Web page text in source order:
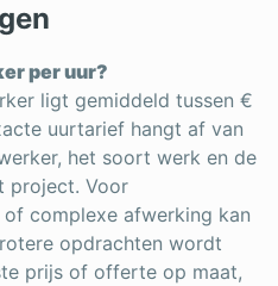
per uur?
ligt gemiddeld tussen €
uurtarief hangt af van
het soort werk en de
project. Voor
complexe afwerking kan
opdrachten wordt
prijs of offerte op maat,